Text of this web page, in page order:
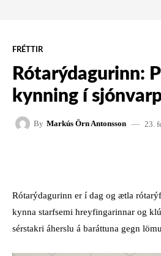
FRÉTTIR
Rótarýdagurinn:
kynning í
By Markús Örn Antonsson 23.
Rótarýdagurinn er í dag og ætla
kynna starfsemi hreyfingarinnar og
sérstakri áherslu á baráttuna gegn